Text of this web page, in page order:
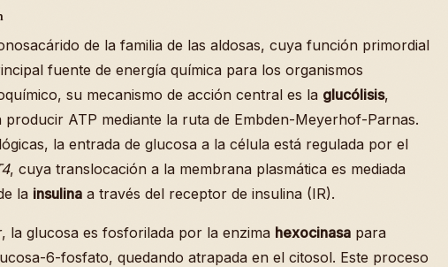
de la familia de las aldosas, cuya función primordial
fuente de energía química para los organismos
su mecanismo de acción central es la glucólisis,
producir ATP mediante la ruta de Embden-Meyerhof-Parnas.
la entrada de glucosa a la célula está regulada por el
, cuya translocación a la membrana plasmática es mediada
la insulina a través del receptor de insulina (IR).
la glucosa es fosforilada por la enzima hexocinasa para
6-fosfato, quedando atrapada en el citosol. Este proceso